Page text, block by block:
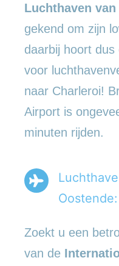
Luchthaven
gekend om zijn
daarbij hoort
voor
naar Charleroi!
Airport is
minuten rijden.
Oostende:
Zoekt u een
van de